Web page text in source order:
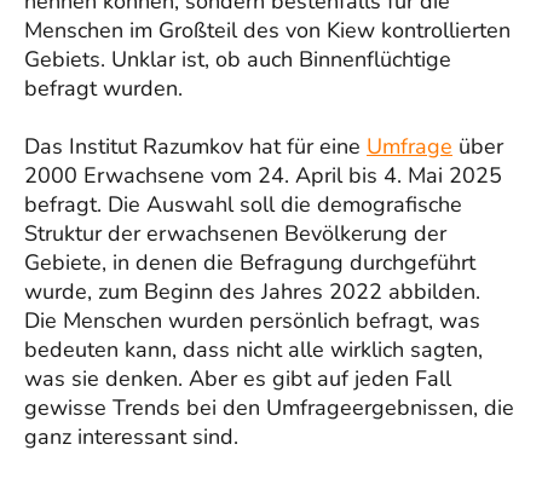
Menschen im Großteil des von Kiew kontrollierten
Gebiets. Unklar ist, ob auch Binnenflüchtige
befragt wurden.
Das Institut Razumkov hat für eine Umfrage über
2000 Erwachsene vom 24. April bis 4. Mai 2025
befragt. Die Auswahl soll die demografische
Struktur der erwachsenen Bevölkerung der
Gebiete, in denen die Befragung durchgeführt
wurde, zum Beginn des Jahres 2022 abbilden.
Die Menschen wurden persönlich befragt, was
bedeuten kann, dass nicht alle wirklich sagten,
was sie denken. Aber es gibt auf jeden Fall
gewisse Trends bei den Umfrageergebnissen, die
ganz interessant sind.